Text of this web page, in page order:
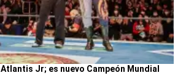
Jr; es nuevo Campeón Mundial